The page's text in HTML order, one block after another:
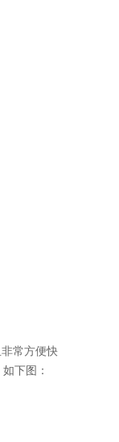
常方便快
下图：